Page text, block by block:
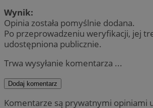
Wynik:
Opinia została pomyślnie dodana.
Po przeprowadzeniu weryfikacji, jej
udostępniona publicznie.
Trwa wysyłanie komentarza ...
Dodaj komentarz
Komentarze są prywatnymi opiniami